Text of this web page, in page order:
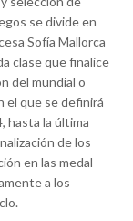
se divide en
Sofía Mallorca
clase que finalice
del mundial o
el que se definirá
hasta la última
de los
en las medal
a los